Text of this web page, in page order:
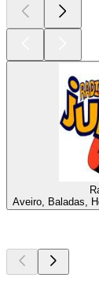
Aveiro, Baladas,